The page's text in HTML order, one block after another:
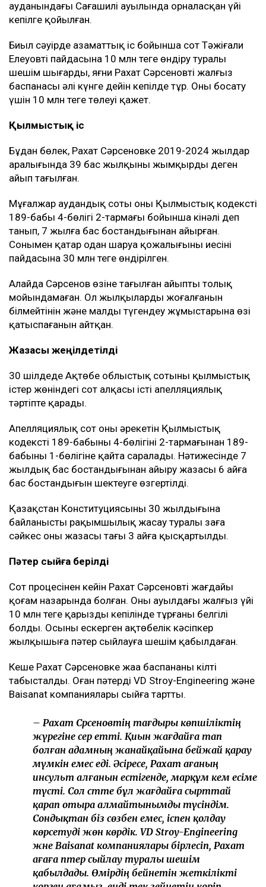
ауданындағы Сағашилі ауылында орналасқан үйі
кепілге қойылған.
Биыл сәуірде азаматтық іс бойынша сот Тәжіғали
Елеуовтің пайдасына 10 млн теңге өндіру туралы
шешім шығарды, яғни Рахат Сәрсеновтің жалғыз
баспанасы әлі күнге дейін кепілде тұр. Оны босату
үшін 10 млн теңге төлеуі қажет.
Қылмыстық іс
Бұдан бөлек, Рахат Сәрсеновке 2019-2024 жылдар
аралығында 39 бас жылқыны жымқырды деген
айып тағылған.
Мұғалжар аудандық соты оны Қылмыстық кодекстің
189-бабы 4-бөлігі 2-тармағы бойынша кінәлі деп
танып, 7 жылға бас бостандығынан айырған.
Сонымен қатар одан шаруа қожалығының иесінің
пайдасына 30 млн теңге өндірілген.
Алайда Сәрсенов өзіне тағылған айыпты толық
мойындамаған. Ол жылқылардың жоғалғанын
білмейтінін және малды түгендеу жұмыстарына өзі
қатыспағанын айтқан.
Жазасы жеңілдетілді
30 шілдеде Ақтөбе облыстық сотының қылмыстық
істер жөніндегі сот алқасы істі апелляциялық
тәртіпте қарады.
Апелляциялық сот оның әрекетін Қылмыстық
кодекстің 189-бабының 4-бөлігінің 2-тармағынан 189-
бабының 1-бөлігіне қайта саралады. Нәтижесінде 7
жылдық бас бостандығынан айыру жазасы 6 айға
бас бостандығын шектеуге өзгертілді.
Қазақстан Конституциясының 30 жылдығына
байланысты рақымшылық жасау туралы заңға
сәйкес оның жазасы тағы 3 айға қысқартылды.
Пәтер сыйға берілді
Сот процесінен кейін Рахат Сәрсеновтің жағдайы
қоғам назарында болған. Оның ауылдағы жалғыз үйі
10 млн теңге қарыздың кепілінде тұрғаны белгілі
болды. Осыны ескерген ақтөбелік кәсіпкер
жылқышыға пәтер сыйлауға шешім қабылдаған.
Кеше Рахат Сәрсеновке жаңа баспананың кілті
табысталды. Оған пәтерді VD Stroy-Engineering және
Baisanat компаниялары сыйға тартты.
– Рахат Сәрсеновтің тағдыры көпшіліктің
жүрегіне әсер етті. Қиын жағдайға тап
болған адамның жанайқайына бейжай қарау
мүмкін емес еді. Әсіресе, Рахат ағаның
инсульт алғанын естігенде, марқұм әкем есіме
түсті. Сол сәтте бұл жағдайға сырттай
қарап отыра алмайтынымды түсіндім.
Сондықтан біз сөзбен емес, іспен қолдау
көрсетуді жөн көрдік. VD Stroy-Engineering
және Baisanat компаниялары бірлесіп, Рахат
ағаға пәтер сыйлау туралы шешім
қабылдады. Өмірдің бейнетін жеткілікті